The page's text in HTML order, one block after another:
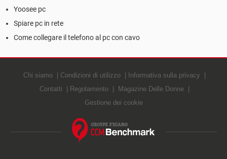
Yoosee pc
Spiare pc in rete
Come collegare il telefono al pc con cavo
Chi siamo Condizioni di utilizzo
Informativa sulla privacy
Contatti
Regolamento
Magazine Delle Donne
Gestione dei cookie